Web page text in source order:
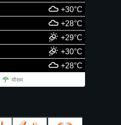
+30°C
+28°C
+29°C
+30°C
+28°C
मौसम